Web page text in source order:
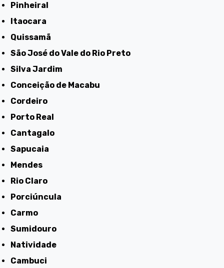
Pinheiral
Itaocara
Quissamã
São José do Vale do Rio Preto
Silva Jardim
Conceição de Macabu
Cordeiro
Porto Real
Cantagalo
Sapucaia
Mendes
Rio Claro
Porciúncula
Carmo
Sumidouro
Natividade
Cambuci